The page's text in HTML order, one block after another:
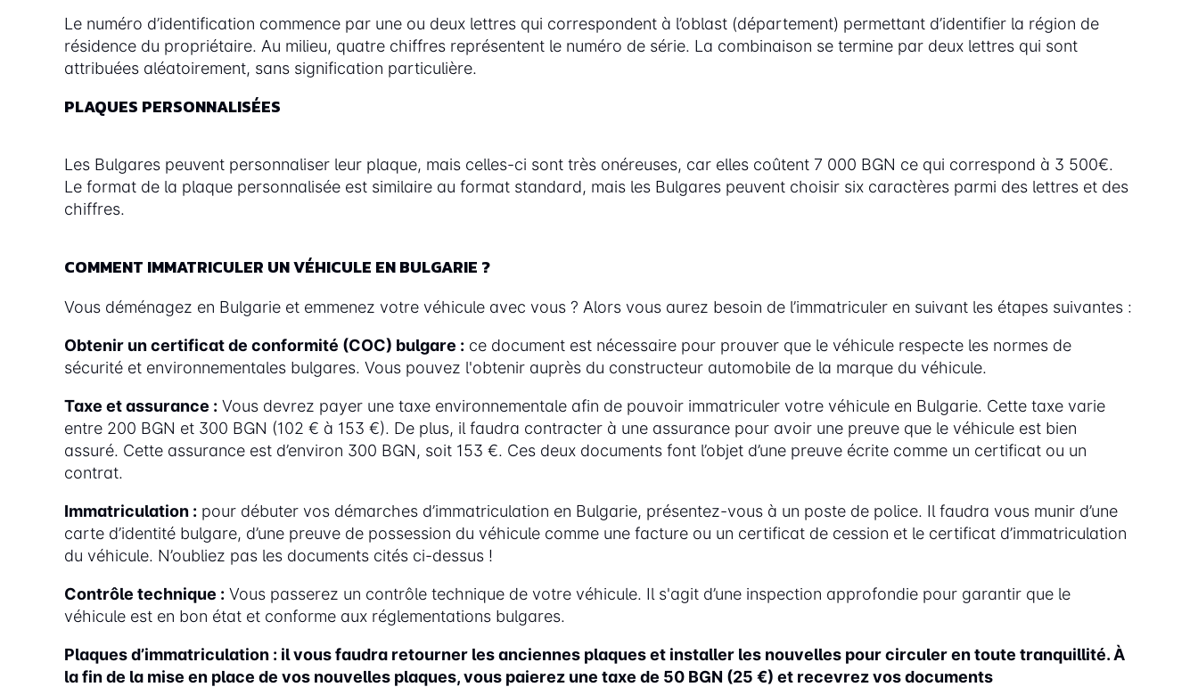
Le numéro d’identification commence par une ou deux lettres qui correspondent à l’oblast (département) permettant d’identifier la région de
résidence du propriétaire. Au milieu, quatre chiffres représentent le numéro de série. La combinaison se termine par deux lettres qui sont
attribuées aléatoirement, sans signification particulière.
PLAQUES PERSONNALISÉES
Les Bulgares peuvent personnaliser leur plaque, mais celles-ci sont très onéreuses, car elles coûtent 7 000 BGN ce qui correspond à 3 500€.
Le format de la plaque personnalisée est similaire au format standard, mais les Bulgares peuvent choisir six caractères parmi des lettres et des
chiffres.
COMMENT IMMATRICULER UN VÉHICULE EN BULGARIE ?
Vous déménagez en Bulgarie et emmenez votre véhicule avec vous ? Alors vous aurez besoin de l’immatriculer en suivant les étapes suivantes :
Obtenir un certificat de conformité (COC) bulgare : ce document est nécessaire pour prouver que le véhicule respecte les normes de
sécurité et environnementales bulgares. Vous pouvez l'obtenir auprès du constructeur automobile de la marque du véhicule.
Taxe et assurance : Vous devrez payer une taxe environnementale afin de pouvoir immatriculer votre véhicule en Bulgarie. Cette taxe varie
entre 200 BGN et 300 BGN (102 € à 153 €). De plus, il faudra contracter à une assurance pour avoir une preuve que le véhicule est bien
assuré. Cette assurance est d’environ 300 BGN, soit 153 €. Ces deux documents font l’objet d’une preuve écrite comme un certificat ou un
contrat.
Immatriculation : pour débuter vos démarches d’immatriculation en Bulgarie, présentez-vous à un poste de police. Il faudra vous munir d’une
carte d’identité bulgare, d’une preuve de possession du véhicule comme une facture ou un certificat de cession et le certificat d’immatriculation
du véhicule. N’oubliez pas les documents cités ci-dessus !
Contrôle technique : Vous passerez un contrôle technique de votre véhicule. Il s'agit d’une inspection approfondie pour garantir que le
véhicule est en bon état et conforme aux réglementations bulgares.
Plaques d’immatriculation : il vous faudra retourner les anciennes plaques et installer les nouvelles pour circuler en toute tranquillité. À
la fin de la mise en place de vos nouvelles plaques, vous paierez une taxe de 50 BGN (25 €) et recevrez vos documents